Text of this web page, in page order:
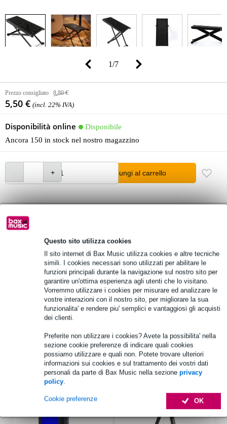
Questo sito utilizza cookies
Il sito internet di Bax Music utilizza cookies e altre tecniche
simili. I cookies necessari sono utilizzati per abilitare le
funzioni principali durante la navigazione sul nostro sito per
garantire un'ottima esperienza agli utenti che lo visitano.
Vorremmo utilizzare i cookies per misurare ed analizzare le
vostre interazioni con il nostro sito, per migliorare la sua
funzionalita' e rendere piu' semplici e vantaggiosi gli acquisti
dei clienti.
Preferite non utilizzare i cookies? Avete la possibilita' nella
sezione cookie preferenze di indicare quali cookies
possiamo utilizzare e quali non. Potete trovare ulteriori
informazioni sui cookies e sul trattamento dei vostri dati
personali da parte di Bax Music nella sezione privacy
policy.
OK
Cookie preferenze
1/7
Prezzo consigliato 8,80 €
5,50 € (incl. 22% IVA)
Disponibilità online
Disponibile
Ancora 150 in stock nel nostro magazzino
Aggiungi al carrello
Oltre 48.000 articoli disponibili
1.250 marchi leader
Informazioni sul prodotto
poggiapiede per chitarristi
Specifiche complete
Accessori (19)